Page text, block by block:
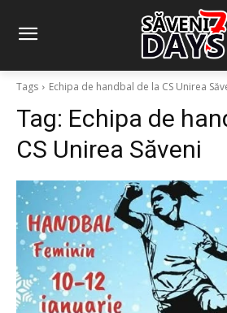
Tags Echipa de handbal de la CS Unirea
Tag: Echipa de
CS Unirea Săveni